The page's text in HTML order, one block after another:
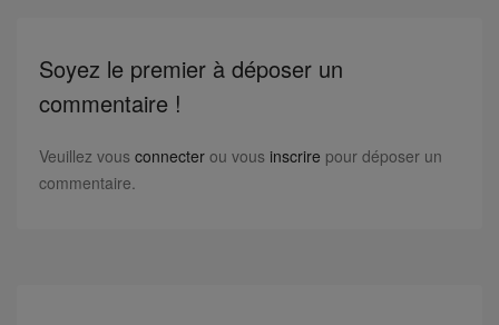
Soyez le premier à déposer un
commentaire !
Veuillez vous connecter ou vous inscrire pour déposer un
commentaire.